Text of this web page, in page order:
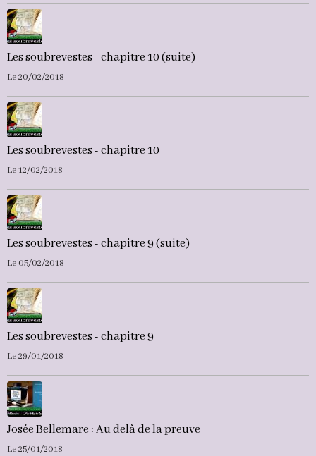
Les soubrevestes - chapitre 10 (suite)
Le 20/02/2018
Les soubrevestes - chapitre 10
Le 12/02/2018
Les soubrevestes - chapitre 9 (suite)
Le 05/02/2018
Les soubrevestes - chapitre 9
Le 29/01/2018
Josée Bellemare : Au delà de la preuve
Le 25/01/2018